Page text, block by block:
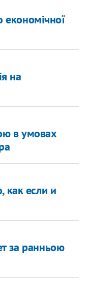
на
в умовах
как если и
за ранньою